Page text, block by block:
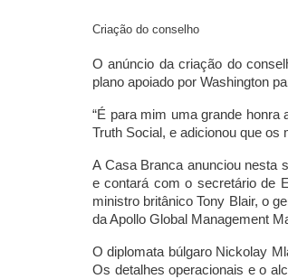
Criação do conselho
O anúncio da criação do
plano apoiado por Washington
“É para mim uma grande
Truth Social, e adicionou que os
A Casa Branca anunciou nesta
e contará com o secretário de
ministro britânico Tony Blair, o
da Apollo Global Management
O diplomata búlgaro Nickolay
Os detalhes operacionais e o